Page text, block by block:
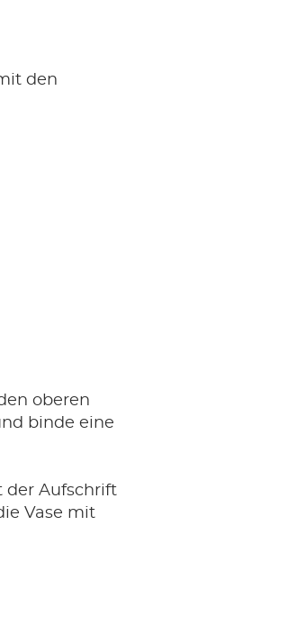
den
oberen
binde eine
der Aufschrift
Vase mit